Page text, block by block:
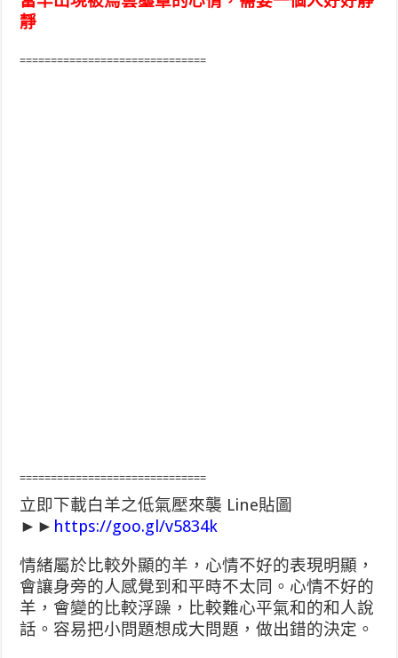
靜
==============================
==============================
立即下載白羊之低氣壓來襲 Line貼圖
►► https://goo.gl/v5834k
情緒屬於比較外顯的羊，心情不好的表現明顯，
會讓身旁的人感覺到和平時不太同。心情不好的
羊，會變的比較浮躁，比較難心平氣和的和人說
話。容易把小問題想成大問題，做出錯的決定。